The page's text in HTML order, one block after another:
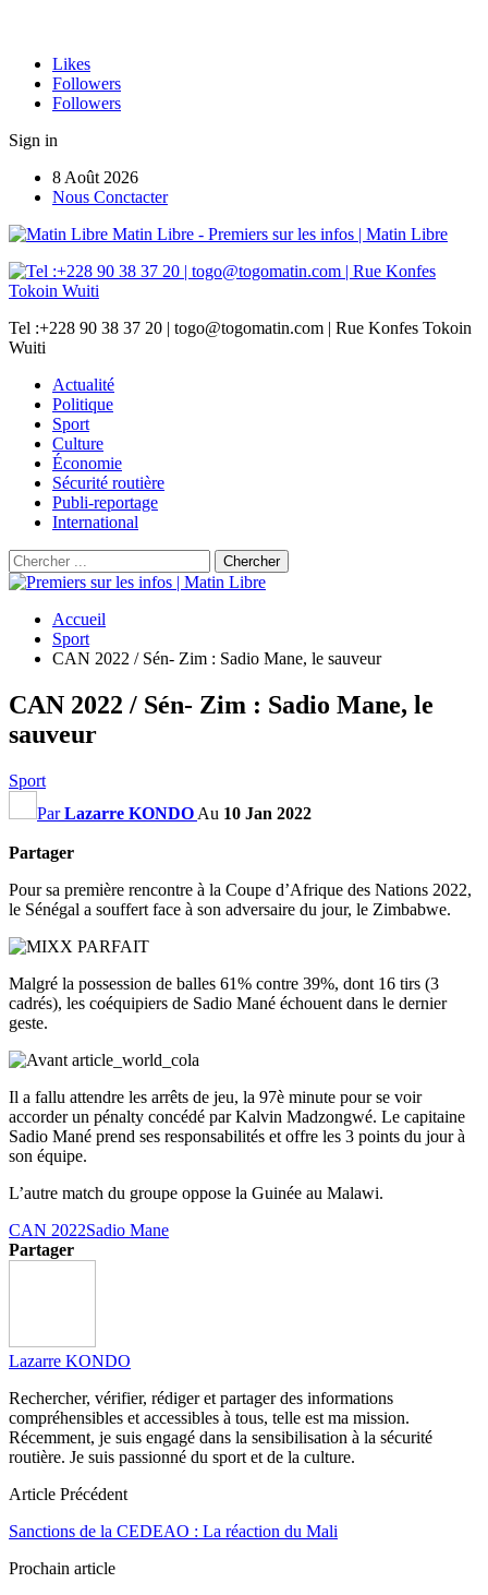
Likes
Followers
Followers
Sign in
8 Août 2026
Nous Conctacter
Matin Libre - Premiers sur les infos | Matin Libre
Tel :+228 90 38 37 20 | togo@togomatin.com | Rue Konfes Tokoin
Wuiti
Actualité
Politique
Sport
Culture
Économie
Sécurité routière
Publi-reportage
International
Accueil
Sport
CAN 2022 / Sén- Zim : Sadio Mane, le sauveur
CAN 2022 / Sén- Zim : Sadio Mane, le
sauveur
Sport
ParLazarre KONDO Au 10 Jan 2022
Partager
Pour sa première rencontre à la Coupe d’Afrique des Nations 2022,
le Sénégal a souffert face à son adversaire du jour, le Zimbabwe.
Malgré la possession de balles 61% contre 39%, dont 16 tirs (3
cadrés), les coéquipiers de Sadio Mané échouent dans le dernier
geste.
Il a fallu attendre les arrêts de jeu, la 97è minute pour se voir
accorder un pénalty concédé par Kalvin Madzongwé. Le capitaine
Sadio Mané prend ses responsabilités et offre les 3 points du jour à
son équipe.
L’autre match du groupe oppose la Guinée au Malawi.
CAN 2022Sadio Mane
Partager
Lazarre KONDO
Rechercher, vérifier, rédiger et partager des informations
compréhensibles et accessibles à tous, telle est ma mission.
Récemment, je suis engagé dans la sensibilisation à la sécurité
routière. Je suis passionné du sport et de la culture.
Article Précédent
Sanctions de la CEDEAO : La réaction du Mali
Prochain article